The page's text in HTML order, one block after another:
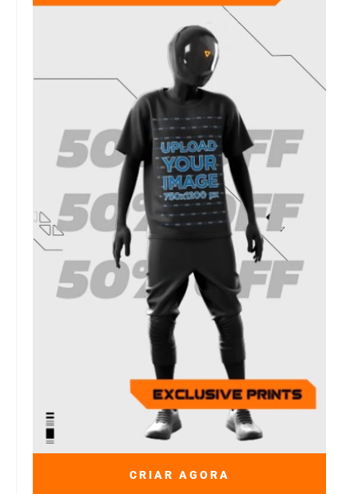
CRIAR AGORA